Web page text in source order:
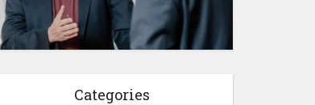
Categories